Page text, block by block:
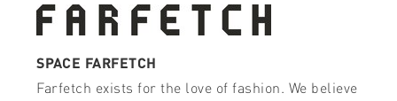
SPACE FARFETCH
Farfetch exists for the love of fashion. We believe